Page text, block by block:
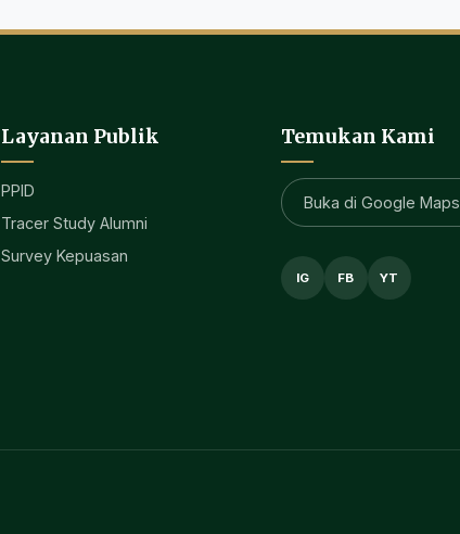
Layanan Publik
PPID
Tracer Study Alumni
Survey Kepuasan
Temukan Kami
Buka di Google Maps
IG FB YT